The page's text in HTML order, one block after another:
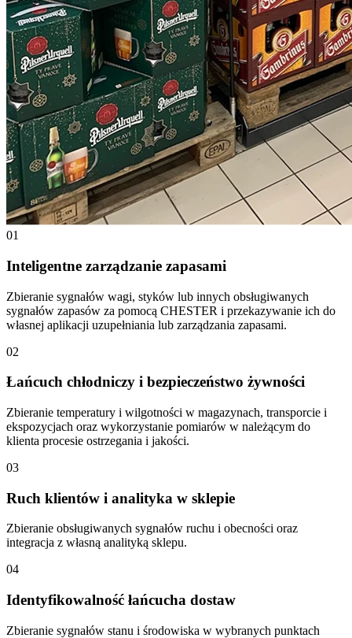
01
Inteligentne zarządzanie zapasami
Zbieranie sygnałów wagi, styków lub innych obsługiwanych
sygnałów zapasów za pomocą CHESTER i przekazywanie ich do
własnej aplikacji uzupełniania lub zarządzania zapasami.
02
Łańcuch chłodniczy i bezpieczeństwo żywności
Zbieranie temperatury i wilgotności w magazynach, transporcie i
ekspozycjach oraz wykorzystanie pomiarów w należącym do
klienta procesie ostrzegania i jakości.
03
Ruch klientów i analityka w sklepie
Zbieranie obsługiwanych sygnałów ruchu i obecności oraz
integracja z własną analityką sklepu.
04
Identyfikowalność łańcucha dostaw
Zbieranie sygnałów stanu i środowiska w wybranych punktach